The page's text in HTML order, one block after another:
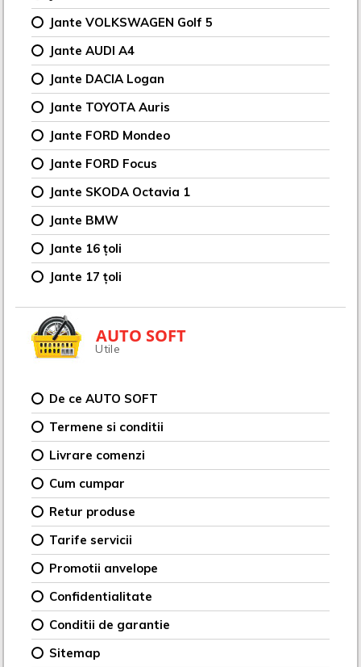
Jante VOLKSWAGEN Golf 5
Jante AUDI A4
Jante DACIA Logan
Jante TOYOTA Auris
Jante FORD Mondeo
Jante FORD Focus
Jante SKODA Octavia 1
Jante BMW
Jante 16 țoli
Jante 17 țoli
AUTO SOFT
Utile
De ce AUTO SOFT
Termene si conditii
Livrare comenzi
Cum cumpar
Retur produse
Tarife servicii
Promotii anvelope
Confidentialitate
Conditii de garantie
Sitemap